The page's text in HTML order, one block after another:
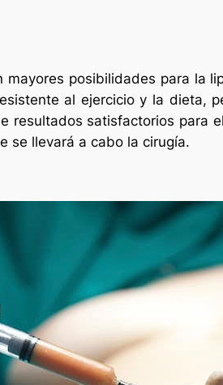
posibilidades para la
al ejercicio y la dieta,
resultados satisfactorios para
se llevará a cabo la cirugía.